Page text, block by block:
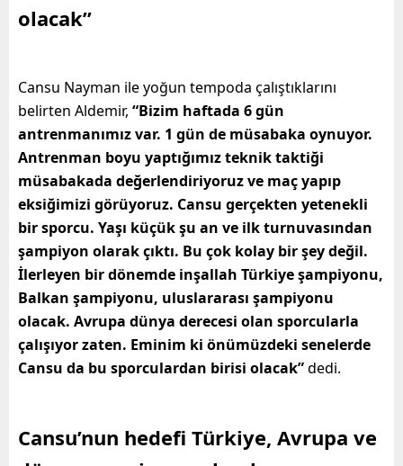
olacak”
Cansu Nayman ile yoğun tempoda çalıştıklarını
belirten Aldemir, “Bizim haftada 6 gün
antrenmanımız var. 1 gün de müsabaka oynuyor.
Antrenman boyu yaptığımız teknik taktiği
müsabakada değerlendiriyoruz ve maç yapıp
eksiğimizi görüyoruz. Cansu gerçekten yetenekli
bir sporcu. Yaşı küçük şu an ve ilk turnuvasından
şampiyon olarak çıktı. Bu çok kolay bir şey değil.
İlerleyen bir dönemde inşallah Türkiye şampiyonu,
Balkan şampiyonu, uluslararası şampiyonu
olacak. Avrupa dünya derecesi olan sporcularla
çalışıyor zaten. Eminim ki önümüzdeki senelerde
Cansu da bu sporculardan birisi olacak”dedi.
Cansu’nun hedefi Türkiye, Avrupa ve